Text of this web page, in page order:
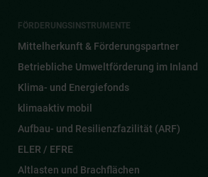
FÖRDERUNGSINSTRUMENTE
Mittelherkunft & Förderungspartner
Betriebliche Umweltförderung im Inland
Klima- und Energiefonds
klimaaktiv mobil
Aufbau- und Resilienzfazilität (ARF)
ELER / EFRE
Altlasten und Brachflächen